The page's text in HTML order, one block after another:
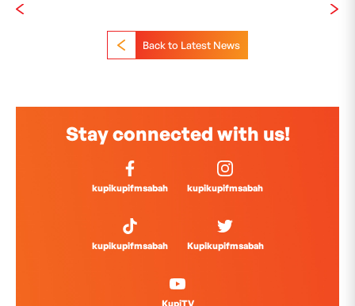
Back to Latest News
Stay connected with us!
kupikupifmsabah kupikupifmsabah
kupikupifmsabah Kupikupifmsabah
KupiTV